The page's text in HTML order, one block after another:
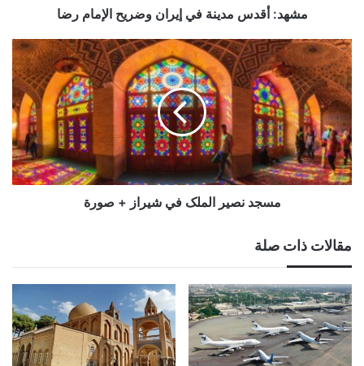
مشهد: أقدس مدينة في إيران وضريح الإمام رضا
مسجد
نصير
الملک
في
شيراز
+
صورة
مسجد نصير الملک في شيراز + صورة
مقالات ذات صلة